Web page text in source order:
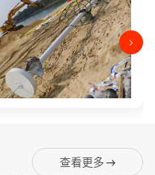
查看更多